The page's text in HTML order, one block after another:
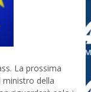
La prossima
della